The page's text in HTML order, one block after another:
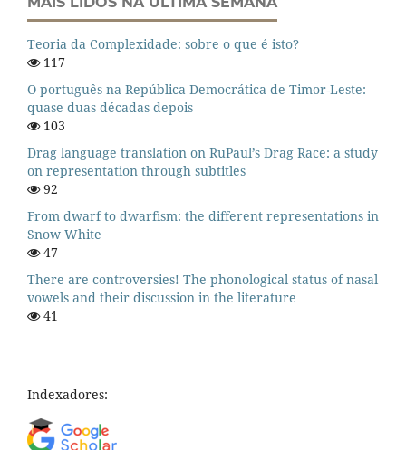
Teoria da Complexidade: sobre o que é isto?
117
O português na República Democrática de Timor-Leste:
quase duas décadas depois
103
Drag language translation on RuPaul’s Drag Race: a study
on representation through subtitles
92
From dwarf to dwarfism: the different representations in
Snow White
47
There are controversies! The phonological status of nasal
vowels and their discussion in the literature
41
Indexadores: